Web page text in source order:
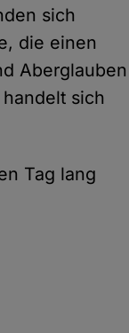
sich
die einen
Aberglauben
sich
Tag lang